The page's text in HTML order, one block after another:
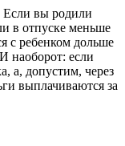
Если вы родили
в отпуске меньше
с ребенком дольше
наоборот: если
а, допустим, через
выплачиваются за